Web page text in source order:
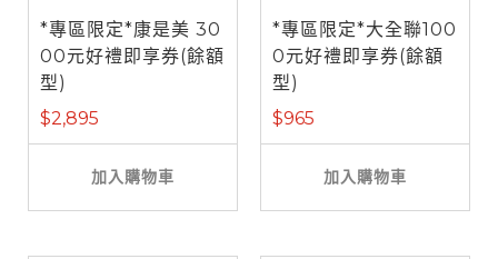
*專區限定*康是美 30
00元好禮即享券(餘額
型)
$2,895
加入購物車
*專區限定*大全聯100
0元好禮即享券(餘額
型)
$965
加入購物車